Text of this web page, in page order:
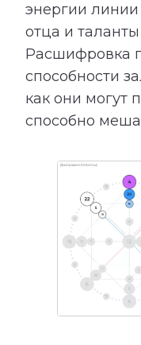
энергии
отца и
Расшифровка
способности
как они могут
способно